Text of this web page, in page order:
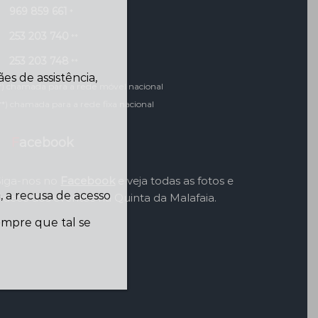
(*) chamada para a rede móvel nacional
(**) chamada para a rede fixa nacional
e veja todas as fotos e
dos eventos na Quinta da Malafaia.
de assistência,
recusa de acesso
que tal se